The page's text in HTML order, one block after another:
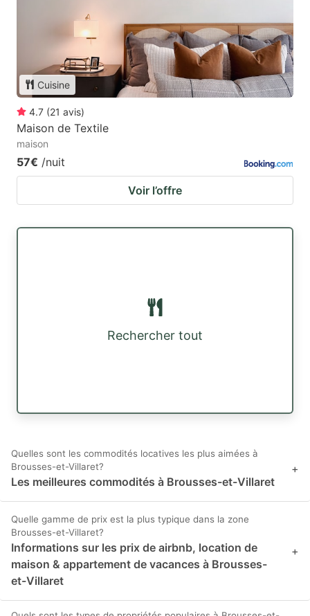
Cuisine
4.7 (21 avis)
Maison de Textile
maison
57€ /nuit
Voir l’offre
Rechercher tout
Quelles sont les commodités locatives les plus aimées à
Brousses-et-Villaret?
Les meilleures commodités à Brousses-et-Villaret
+
Quelle gamme de prix est la plus typique dans la zone
Brousses-et-Villaret?
Informations sur les prix de airbnb, location de
maison & appartement de vacances à Brousses-
et-Villaret
+